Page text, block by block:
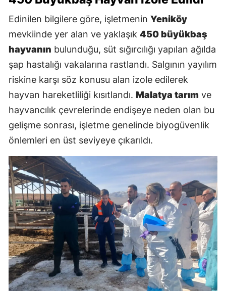
Edinilen bilgilere göre, işletmenin Yeniköy
mevkiinde yer alan ve yaklaşık 450 büyükbaş
hayvanın bulunduğu, süt sığırcılığı yapılan ağılda
şap hastalığı vakalarına rastlandı. Salgının yayılım
riskine karşı söz konusu alan izole edilerek
hayvan hareketliliği kısıtlandı. Malatya tarım ve
hayvancılık çevrelerinde endişeye neden olan bu
gelişme sonrası, işletme genelinde biyogüvenlik
önlemleri en üst seviyeye çıkarıldı.